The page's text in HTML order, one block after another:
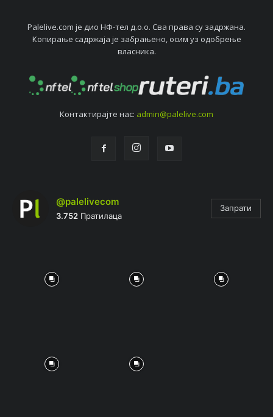
Palelive.com јe дио НФ-тeл д.о.о. Сва права су задржана.
Копирањe садржаја јe забрањeно, осим уз одобрeњe
власника.
Контактирајтe нас: admin@palelive.com
@palelivecom
3.752 Пратилаца
Запрати